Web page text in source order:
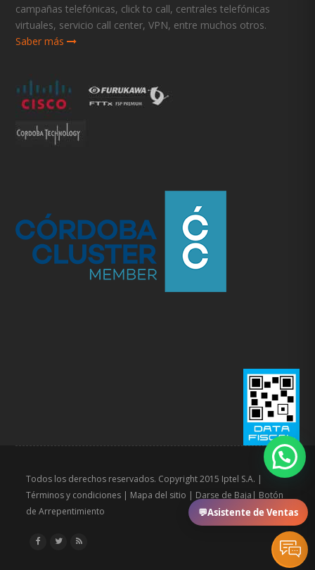
campañas telefónicas, click to call, centrales telefónicas
virtuales, servicio call center, VPN, entre muchos otros.
Saber más
Todos los derechos reservados. Copyright 2015 Iptel S.A. |
Términos y condiciones
Mapa del sitio Darse de Baja
Botón
de Arrepentimiento
💬Asistente de Ventas